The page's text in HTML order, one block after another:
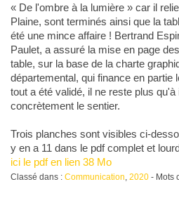
« De l'ombre à la lumière » car il
Plaine, sont terminés ainsi que la
été une mince affaire ! Bertrand
Paulet, a assuré la mise en page
table, sur la base de la charte
départemental, qui finance en partie
tout a été validé, il ne reste plus
concrètement le sentier.
Trois planches sont visibles ci-
y en a 11 dans le pdf complet et
ici le pdf en lien 38 Mo
Classé dans : Communication, 2020- Mots